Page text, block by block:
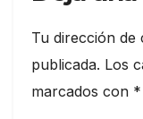
Tu dirección
publicada. Los
marcados con *